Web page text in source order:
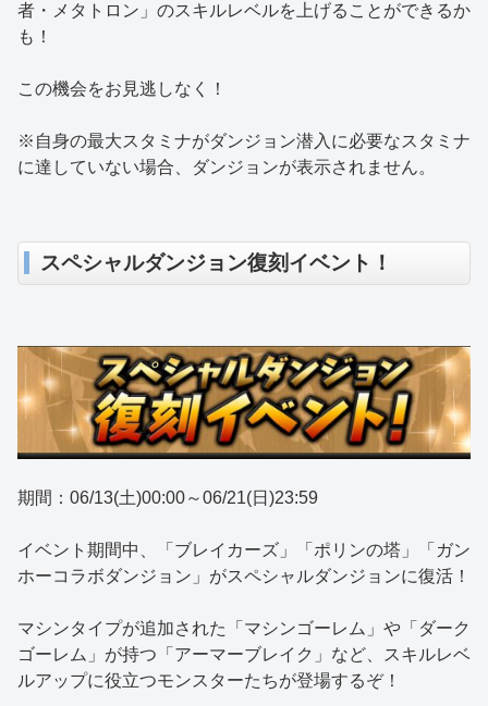
者・メタトロン」のスキルレベルを上げることができるか
も！
この機会をお見逃しなく！
※自身の最大スタミナがダンジョン潜入に必要なスタミナ
に達していない場合、ダンジョンが表示されません。
スペシャルダンジョン復刻イベント！
期間：06/13(土)00:00～06/21(日)23:59
イベント期間中、「ブレイカーズ」「ポリンの塔」「ガン
ホーコラボダンジョン」がスペシャルダンジョンに復活！
マシンタイプが追加された「マシンゴーレム」や「ダーク
ゴーレム」が持つ「アーマーブレイク」など、スキルレベ
ルアップに役立つモンスターたちが登場するぞ！